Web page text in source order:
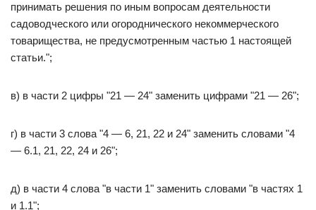
принимать решения по иным вопросам деятельности
садоводческого или огороднического некоммерческого
товарищества, не предусмотренным частью 1 настоящей
статьи.";
в) в части 2 цифры "21 — 24" заменить цифрами "21 — 26";
г) в части 3 слова "4 — 6, 21, 22 и 24" заменить словами "4
— 6.1, 21, 22, 24 и 26";
д) в части 4 слова "в части 1" заменить словами "в частях 1
и 1.1";